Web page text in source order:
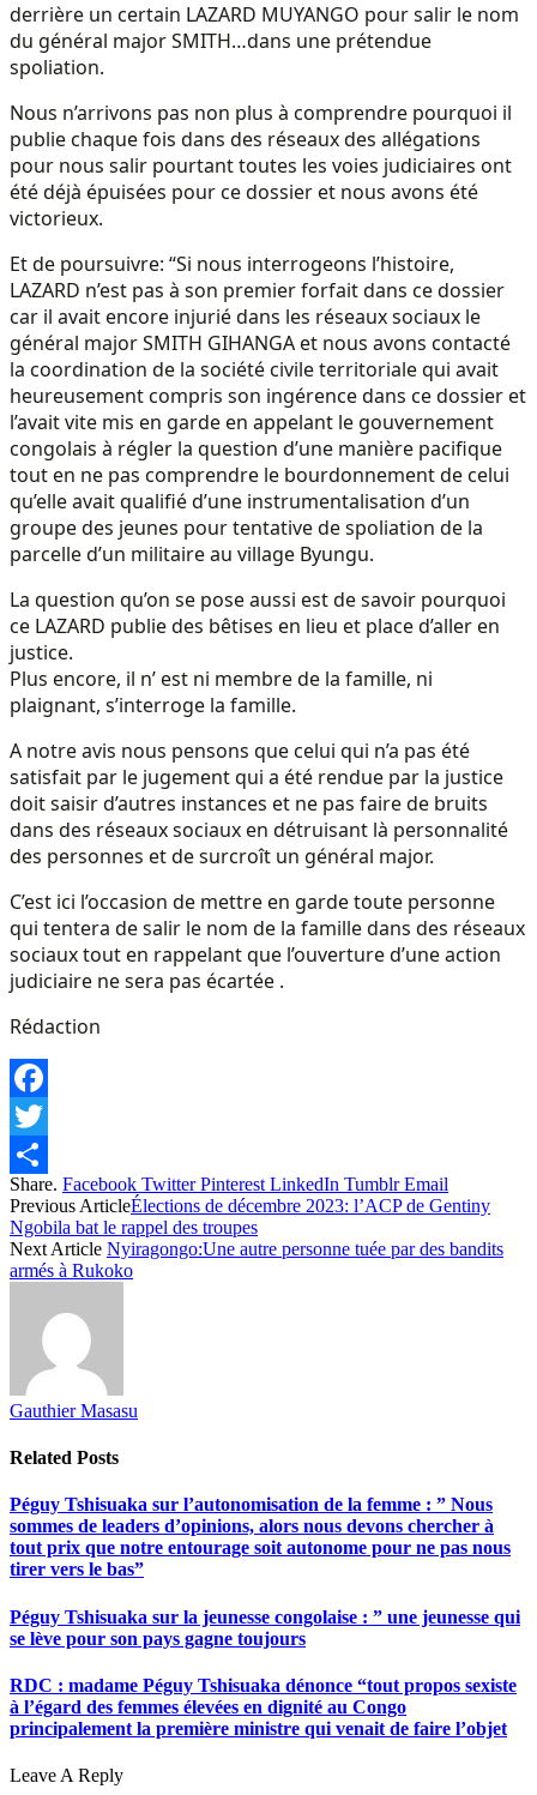
derrière un certain LAZARD MUYANGO pour salir le nom
du général major SMITH…dans une prétendue
spoliation.
Nous n’arrivons pas non plus à comprendre pourquoi il
publie chaque fois dans des réseaux des allégations
pour nous salir pourtant toutes les voies judiciaires ont
été déjà épuisées pour ce dossier et nous avons été
victorieux.
Et de poursuivre: “Si nous interrogeons l’histoire,
LAZARD n’est pas à son premier forfait dans ce dossier
car il avait encore injurié dans les réseaux sociaux le
général major SMITH GIHANGA et nous avons contacté
la coordination de la société civile territoriale qui avait
heureusement compris son ingérence dans ce dossier et
l’avait vite mis en garde en appelant le gouvernement
congolais à régler la question d’une manière pacifique
tout en ne pas comprendre le bourdonnement de celui
qu’elle avait qualifié d’une instrumentalisation d’un
groupe des jeunes pour tentative de spoliation de la
parcelle d’un militaire au village Byungu.
La question qu’on se pose aussi est de savoir pourquoi
ce LAZARD publie des bêtises en lieu et place d’aller en
justice.
Plus encore, il n’ est ni membre de la famille, ni
plaignant, s’interroge la famille.
A notre avis nous pensons que celui qui n’a pas été
satisfait par le jugement qui a été rendue par la justice
doit saisir d’autres instances et ne pas faire de bruits
dans des réseaux sociaux en détruisant là personnalité
des personnes et de surcroît un général major.
C’est ici l’occasion de mettre en garde toute personne
qui tentera de salir le nom de la famille dans des réseaux
sociaux tout en rappelant que l’ouverture d’une action
judiciaire ne sera pas écartée .
Rédaction
Facebook
Twitter
Share
Share. Facebook Twitter Pinterest LinkedIn Tumblr Email
Previous ArticleÉlections de décembre 2023: l’ACP de Gentiny
Ngobila bat le rappel des troupes
Next Article Nyiragongo:Une autre personne tuée par des bandits
armés à Rukoko
Gauthier Masasu
Related Posts
Péguy Tshisuaka sur l’autonomisation de la femme : ” Nous
sommes de leaders d’opinions, alors nous devons chercher à
tout prix que notre entourage soit autonome pour ne pas nous
tirer vers le bas”
Péguy Tshisuaka sur la jeunesse congolaise : ” une jeunesse qui
se lève pour son pays gagne toujours
RDC : madame Péguy Tshisuaka dénonce “tout propos sexiste
à l’égard des femmes élevées en dignité au Congo
principalement la première ministre qui venait de faire l’objet
Leave A Reply